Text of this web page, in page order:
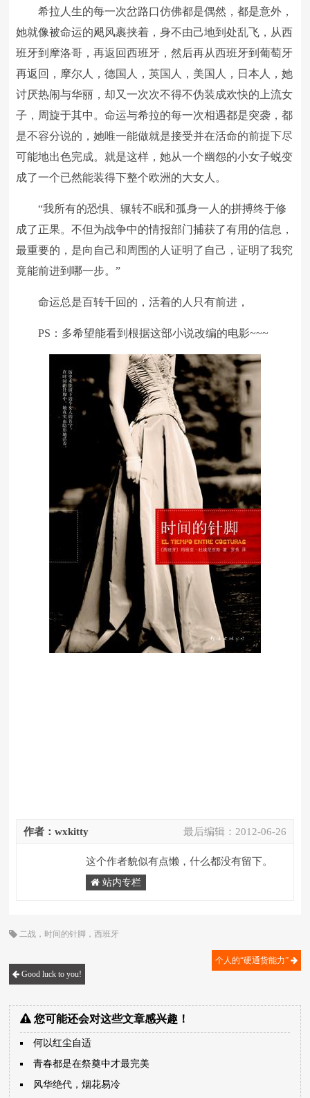
希拉人生的每一次岔路口仿佛都是偶然，都是意外，
她就像被命运的飓风裹挟着，身不由己地到处乱飞，从西
班牙到摩洛哥，再返回西班牙，然后再从西班牙到葡萄牙
再返回，摩尔人，德国人，英国人，美国人，日本人，她
讨厌热闹与华丽，却又一次次不得不伪装成欢快的上流女
子，周旋于其中。命运与希拉的每一次相遇都是突袭，都
是不容分说的，她唯一能做就是接受并在活命的前提下尽
可能地出色完成。就是这样，她从一个幽怨的小女子蜕变
成了一个已然能装得下整个欧洲的大女人。
“我所有的恐惧、辗转不眠和孤身一人的拼搏终于修
成了正果。不但为战争中的情报部门捕获了有用的信息，
最重要的，是向自己和周围的人证明了自己，证明了我究
竟能前进到哪一步。”
命运总是百转千回的，活着的人只有前进，
PS：多希望能看到根据这部小说改编的电影~~~
最后编辑： 2012-06-26
作者：wxkitty
这个作者貌似有点懒，什么都没有留下。
站内专栏
二战 ， 时间的针脚 ，西班牙
Good luck to you!
个人的“硬通货能力”
您可能还会对这些文章感兴趣！
何以红尘自适
青春都是在祭奠中才最完美
风华绝代，烟花易冷